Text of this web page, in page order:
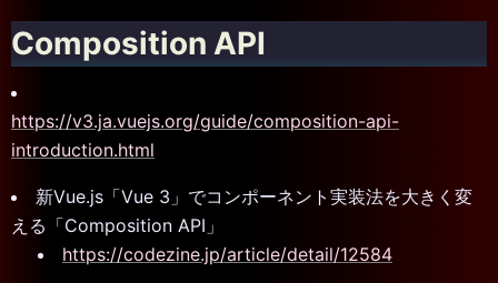
Composition API
https://v3.ja.vuejs.org/guide/composition-api-
introduction.html
新Vue.js「Vue 3」でコンポーネント実装法を大きく変
える「Composition API」
https://codezine.jp/article/detail/12584